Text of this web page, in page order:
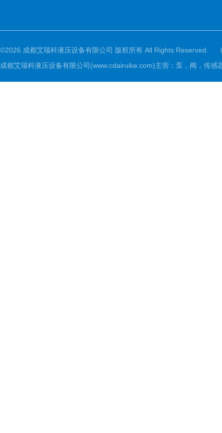
©2026 成都艾瑞科液压设备有限公司 版权所有 All Rights Reserved.
成都艾瑞科液压设备有限公司(www.cdairuike.com)主营：泵，阀，传